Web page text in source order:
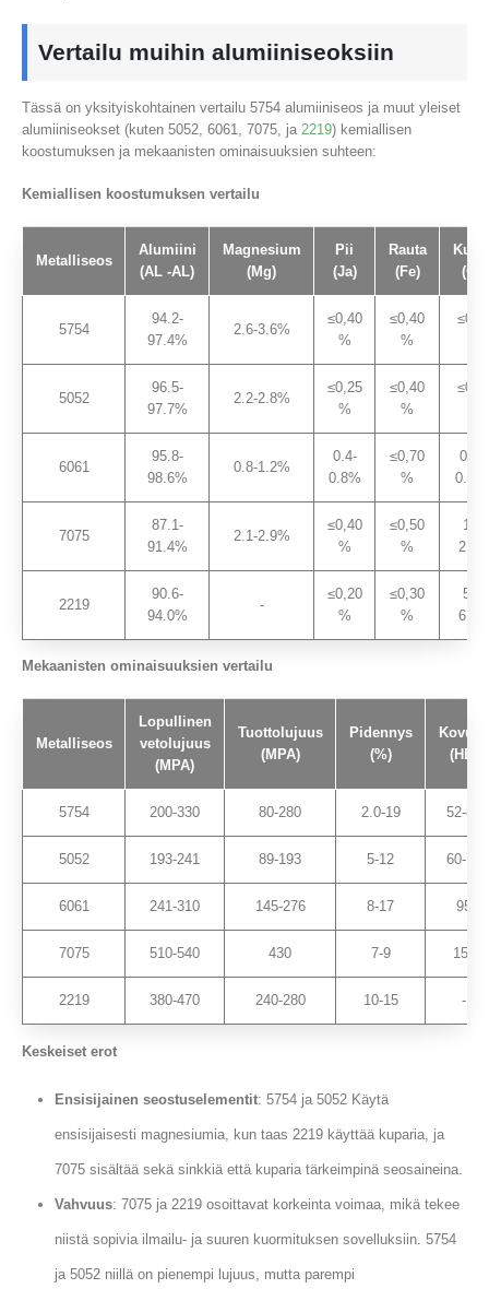
Vertailu muihin alumiiniseoksiin
Tässä on yksityiskohtainen vertailu 5754 alumiiniseos ja muut yleiset
alumiiniseokset (kuten 5052, 6061, 7075, ja 2219) kemiallisen
koostumuksen ja mekaanisten ominaisuuksien suhteen:
Kemiallisen koostumuksen vertailu
Metalliseos
Alumiini
(AL -AL)
Magnesium
(Mg)
Pii
(Ja)
Rauta
(Fe)
(Cu)
5754
94.2-
97.4%
2.6-3.6%
≤0,40
%
≤0,40
%
5052
96.5-
97.7%
2.2-2.8%
≤0,25
%
≤0,40
%
6061
95.8-
98.6%
0.8-1.2%
0.4-
0.8%
≤0,70
%
7075
87.1-
91.4%
2.1-2.9%
≤0,40
%
≤0,50
%
1.2-
2219
90.6-
94.0%
-
≤0,20
%
≤0,30
%
5.8-
Mekaanisten ominaisuuksien vertailu
Metalliseos
Lopullinen
vetolujuus
(MPA)
Tuottolujuus
(MPA)
Pidennys
(%)
Kovuus
(HB)
5754 200-330 80-280 2.0-19 52-88
5052 193-241 89-193 5-12 60-70
6061 241-310 145-276 8-17 95
7075 510-540 430 7-9 150
2219 380-470 240-280 10-15 -
Keskeiset erot
Ensisijainen seostuselementit: 5754 ja 5052 Käytä
ensisijaisesti magnesiumia, kun taas 2219 käyttää kuparia, ja
7075 sisältää sekä sinkkiä että kuparia tärkeimpinä seosaineina.
Vahvuus: 7075 ja 2219 osoittavat korkeinta voimaa, mikä tekee
niistä sopivia ilmailu- ja suuren kuormituksen sovelluksiin. 5754
ja 5052 niillä on pienempi lujuus, mutta parempi